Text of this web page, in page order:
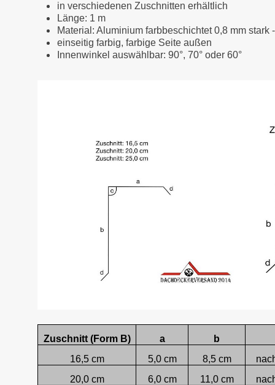
in verschiedenen Zuschnitten erhältlich
Länge: 1 m
Material: Aluminium farbbeschichtet 0,8 mm
einseitig farbig, farbige Seite außen
Innenwinkel auswählbar: 90°, 70° oder 60°
Zuschnitt (Form B) a b
16,5 cm
5,0 cm 8,5 cm
20,0 cm
6,0 cm 11,0 cm